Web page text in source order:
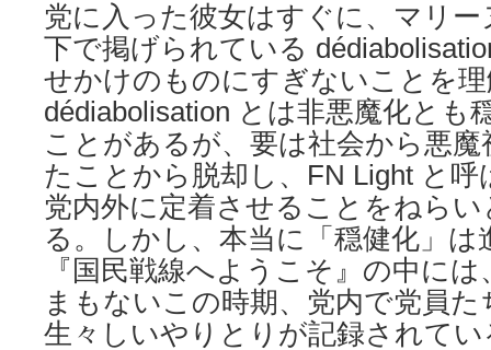
党に入った彼女はすぐに、マリ
下で掲げられている
せかけのものにすぎないことを
dédiabolisation とは非悪魔化とも
ことがあるが、要は社会から悪
たことから脱却し、FN Light と
党内外に定着させることをねら
る。しかし、本当に「穏健化」
『国民戦線へようこそ』の中に
まもないこの時期、党内で党員
生々しいやりとりが記録されてい